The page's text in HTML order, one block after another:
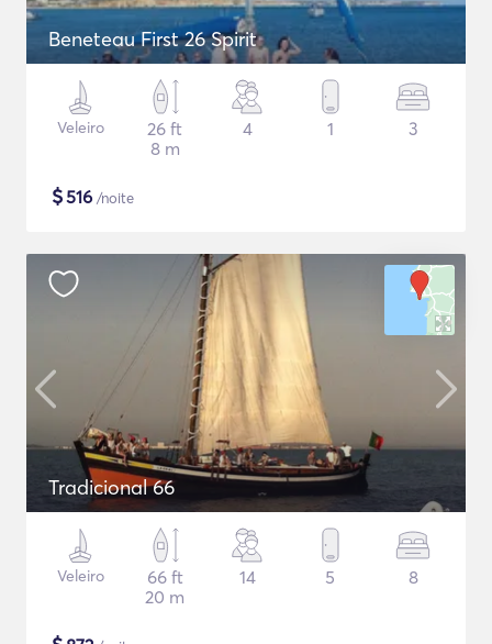
Beneteau First 26 Spirit
Veleiro
26 ft
8 m
4 1 3
$516 /noite
Tradicional 66
Veleiro
66 ft
20 m
14 5 8